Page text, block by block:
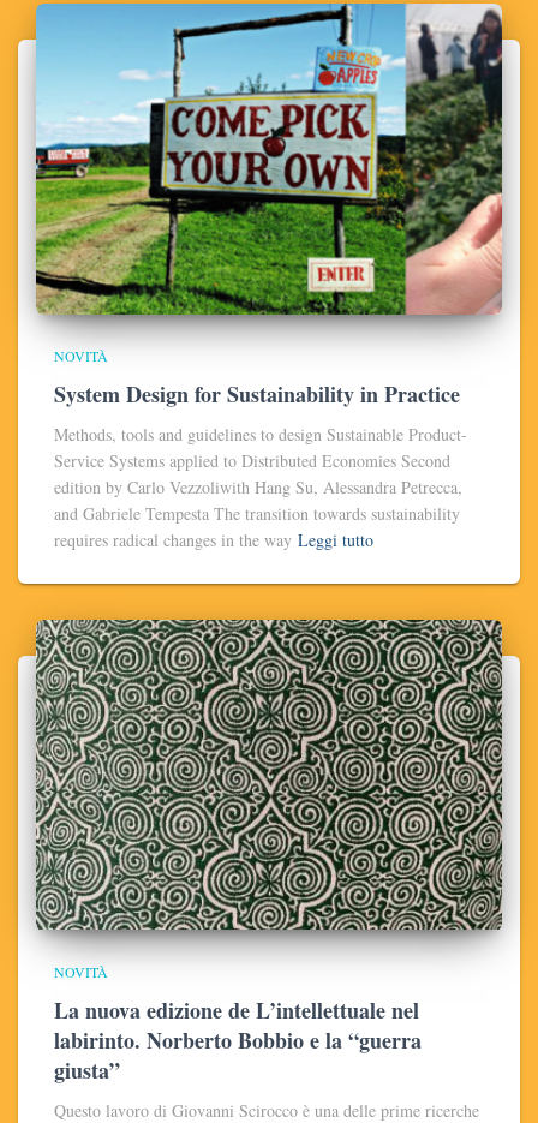
NOVITÀ
System Design for Sustainability in Practice
Methods, tools and guidelines to design Sustainable Product-
Service Systems applied to Distributed Economies Second
edition by Carlo Vezzoliwith Hang Su, Alessandra Petrecca,
and Gabriele Tempesta The transition towards sustainability
requires radical changes in the way Leggi tutto
NOVITÀ
La nuova edizione de L’intellettuale nel
labirinto. Norberto Bobbio e la “guerra
giusta”
Questo lavoro di Giovanni Scirocco è una delle prime ricerche